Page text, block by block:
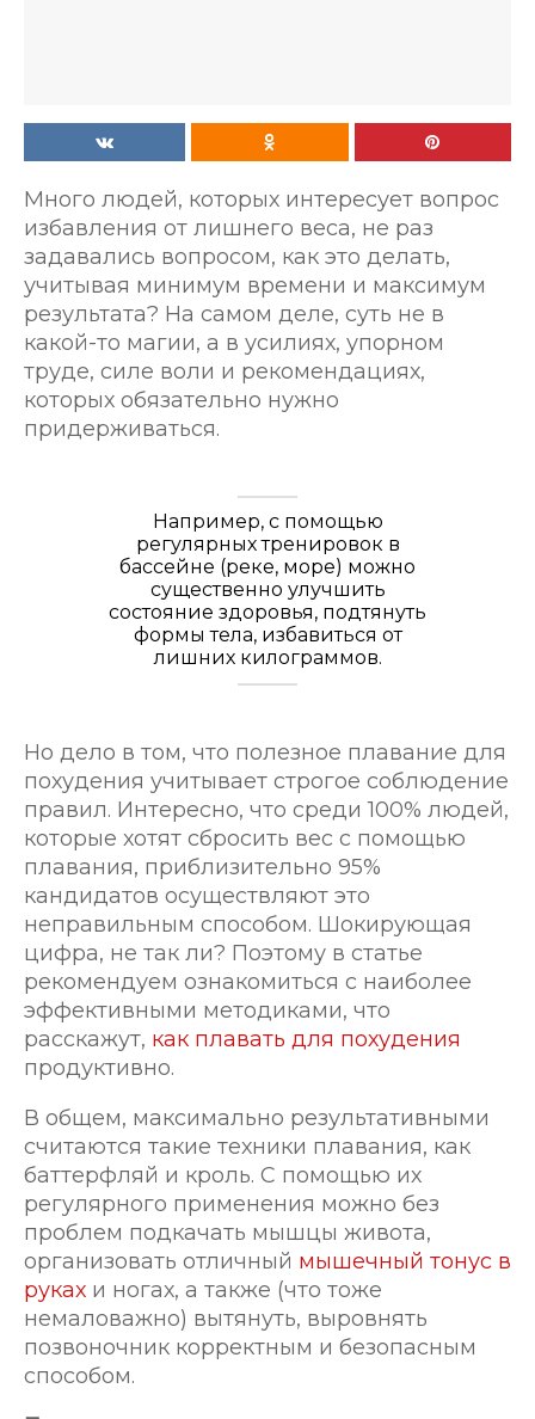
Много людей, которых интересует вопрос
избавления от лишнего веса, не раз
задавались вопросом, как это делать,
учитывая минимум времени и максимум
результата? На самом деле, суть не в
какой-то магии, а в усилиях, упорном
труде, силе воли и рекомендациях,
которых обязательно нужно
придерживаться.
Например, с помощью
регулярных тренировок в
бассейне (реке, море) можно
существенно улучшить
состояние здоровья, подтянуть
формы тела, избавиться от
лишних килограммов.
Но дело в том, что полезное плавание для
похудения учитывает строгое соблюдение
правил. Интересно, что среди 100% людей,
которые хотят сбросить вес с помощью
плавания, приблизительно 95%
кандидатов осуществляют это
неправильным способом. Шокирующая
цифра, не так ли? Поэтому в статье
рекомендуем ознакомиться с наиболее
эффективными методиками, что
расскажут, как плавать для похудения
продуктивно.
В общем, максимально результативными
считаются такие техники плавания, как
баттерфляй и кроль. С помощью их
регулярного применения можно без
проблем подкачать мышцы живота,
организовать отличный мышечный тонус в
руках и ногах, а также (что тоже
немаловажно) вытянуть, выровнять
позвоночник корректным и безопасным
способом.